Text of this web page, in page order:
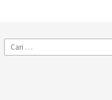
Cari
untuk: